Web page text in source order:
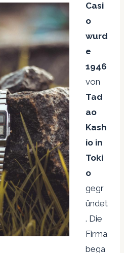
Casi
o
wurd
e
1946
von
Tad
ao
Kash
io in
Toki
o
gegr
ündet
. Die
Firma
bega